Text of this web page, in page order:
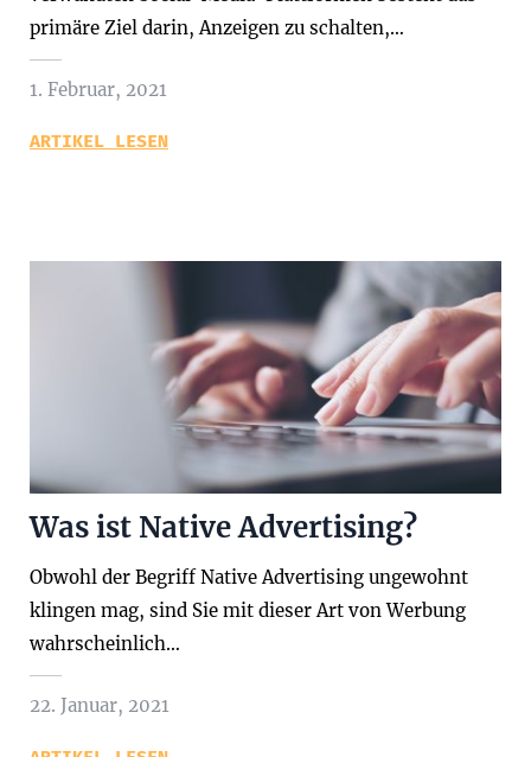
primäre Ziel darin, Anzeigen zu schalten,…
1. Februar, 2021
ARTIKEL LESEN
Was ist Native Advertising?
Obwohl der Begriff Native Advertising ungewohnt
klingen mag, sind Sie mit dieser Art von Werbung
wahrscheinlich…
22. Januar, 2021